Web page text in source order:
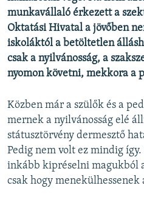
Valamennyi RFE/RL
munkavállaló érkezett a
Oktatási Hivatal a jövőben
iskoláktól a betöltetlen
csak a nyilvánosság, a
nyomon követni, mekkora a
Közben már a szülők és a
mernek a nyilvánosság elé
státusztörvény dermesztő
Pedig nem volt ez mindig
inkább kipréselni magukból
csak hogy